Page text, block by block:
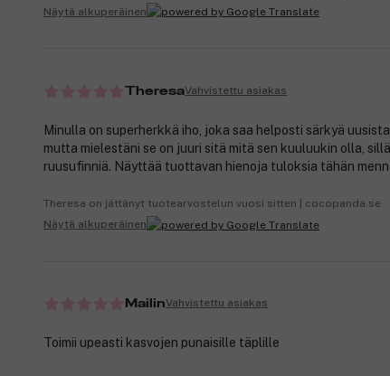
Näytä alkuperäinen
TheresaVahvistettu asiakas
Minulla on superherkkä iho, joka saa helposti särkyä
mutta mielestäni se on juuri sitä mitä sen kuuluukin olla,
ruusufinniä. Näyttää tuottavan hienoja tuloksia tähän
Theresa on jättänyt tuotearvostelun vuosi sitten | cocopanda.se
Näytä alkuperäinen
MailinVahvistettu asiakas
Toimii upeasti kasvojen punaisille täplille